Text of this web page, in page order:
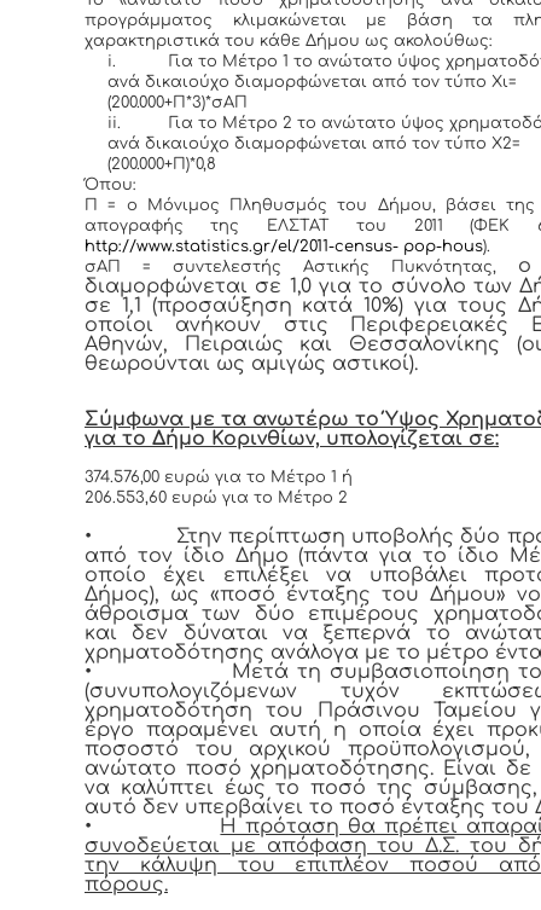
προγράμματος κλιμακώνεται με βάση τα
χαρακτηριστικά του κάθε Δήμου ως ακολούθως:
i.
Για το Μέτρο 1 το ανώτατο ύψος
ανά δικαιούχο διαμορφώνεται από τον τύπο Χι=
(200.000+Π*3)*σΑΠ
ii.
Για το Μέτρο 2 το ανώτατο ύψος
ανά δικαιούχο διαμορφώνεται από τον τύπο Χ2=
(200.000+Π)*0,8
Όπου:
Π = ο Μόνιμος Πληθυσμός του Δήμου, βάσει της
απογραφής της ΕΛΣΤΑΤ του 2011 (ΦΕΚ
http://www.statistics.gr/el/2011-census- pop-hous).
σΑΠ = συντελεστής Αστικής Πυκνότητας, ο
διαμορφώνεται σε 1,0 για το σύνολο των
σε 1,1 (προσαύξηση κατά 10%) για τους
οποίοι ανήκουν στις Περιφερειακές
Αθηνών, Πειραιώς και Θεσσαλονίκης
θεωρούνται ως αμιγώς αστικοί).
Σύμφωνα με τα ανωτέρω το Ύψος
για το Δήμο Κορινθίων, υπολογίζεται σε:
374.576,00 ευρώ για το Μέτρο 1 ή
206.553,60 ευρώ για το Μέτρο 2
•
Στην περίπτωση υποβολής δύο
από τον ίδιο Δήμο (πάντα για το ίδιο
οποίο έχει επιλέξει να υποβάλει
Δήμος), ως «ποσό ένταξης του Δήμου»
άθροισμα των δύο επιμέρους
και δεν δύναται να ξεπερνά το
χρηματοδότησης ανάλογα με το μέτρο
•
Μετά τη συμβασιοποίηση
(συνυπολογιζόμενων τυχόν
χρηματοδότηση του Πράσινου Ταμείου
έργο παραμένει αυτή η οποία έχει
ποσοστό του αρχικού
ανώτατο ποσό χρηματοδότησης. Είναι δε
να καλύπτει έως το ποσό της
αυτό δεν υπερβαίνει το ποσό ένταξης του
•
Η πρόταση θα πρέπει
συνοδεύεται με απόφαση του Δ.Σ. του
την κάλυψη του επιπλέον ποσού από
πόρους.